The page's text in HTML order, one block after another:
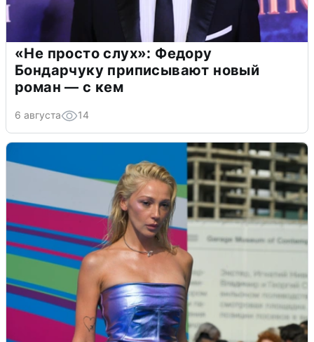
«Не просто слух»: Федору
Бондарчуку приписывают новый
роман — с кем
6 августа 14